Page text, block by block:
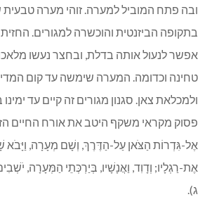
ובה פתח המוביל למערה. זוהי מערה
בתקופה הביזנטית והוכשרה למגורים.
אפשר לנעול אותה בדלת, ובחצר נעשו
טחינה וכדומה. המערה שימשה עד קום
ולמכלאת צאן. סגנון מגורים זה קיים עד
פסוק מקראי משקף היטב את אורח החיים
אֶל-גִּדְרוֹת הַצֹּאן עַל-הַדֶּרֶךְ, וְשָׁם מְעָרָה, וַיָּבֹא
אֶת-רַגְלָיו; וְדָוִד, וַאֲנָשָׁיו, בְּיַרְכְּתֵי הַמְּעָרָה,
ג).